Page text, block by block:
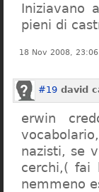
Iniziavano
pieni di
18 Nov 2008, 23:06
#19 david
erwin
nazisti, se
cerchi,( fai
nemmeno